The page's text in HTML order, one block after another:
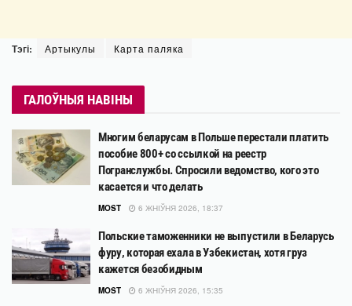
Тэгі: Артыкулы Карта паляка
ГАЛОЎНЫЯ НАВІНЫ
Многим беларусам в Польше перестали платить
пособие 800+ со ссылкой на реестр
Погранслужбы. Спросили ведомство, кого это
касается и что делать
MOST 6 ЖНІЎНЯ 2026, 18:37
Польские таможенники не выпустили в Беларусь
фуру, которая ехала в Узбекистан, хотя груз
кажется безобидным
MOST 6 ЖНІЎНЯ 2026, 15:35